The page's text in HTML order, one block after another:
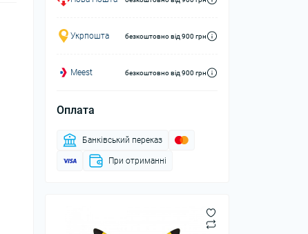
Укрпошта безкоштовно від 900 грн
Meest безкоштовно від 900 грн
Оплата
Банківський переказ
При отриманні